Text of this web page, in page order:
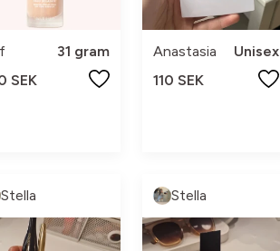
31 gram
SEK
Anastasia
Unisex
110 SEK
Stella Stella